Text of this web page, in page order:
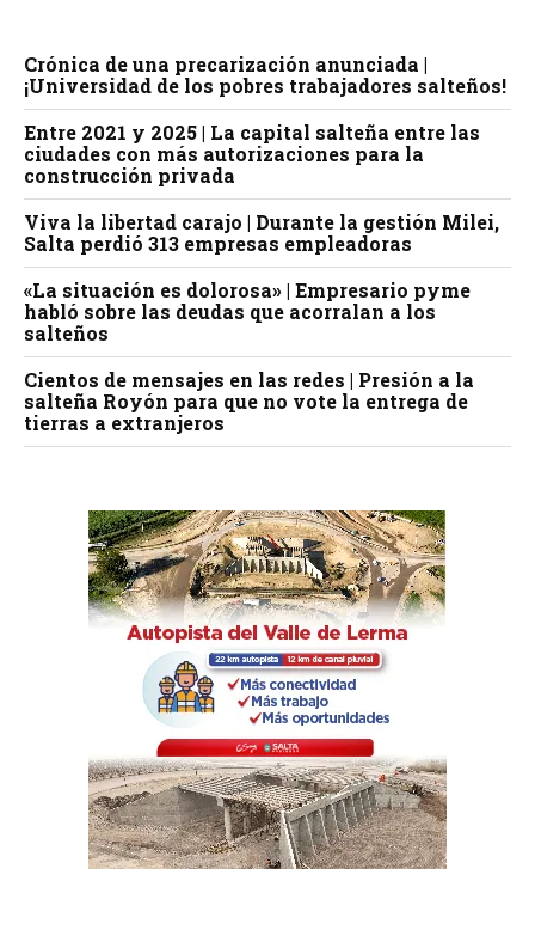
Crónica de una precarización anunciada |
¡Universidad de los pobres trabajadores salteños!
Entre 2021 y 2025 | La capital salteña entre las
ciudades con más autorizaciones para la
construcción privada
Viva la libertad carajo | Durante la gestión Milei,
Salta perdió 313 empresas empleadoras
«La situación es dolorosa» | Empresario pyme
habló sobre las deudas que acorralan a los
salteños
Cientos de mensajes en las redes | Presión a la
salteña Royón para que no vote la entrega de
tierras a extranjeros